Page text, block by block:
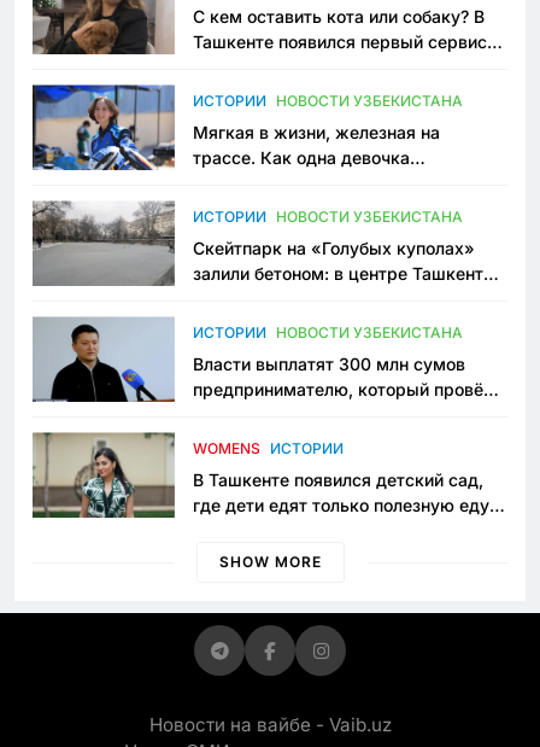
С кем оставить кота или собаку? В
Ташкенте появился первый сервис
ИСТОРИИ НОВОСТИ УЗБЕКИСТАНА
Мягкая в жизни, железная на
трассе. Как одна девочка
Узбекистане
ИСТОРИИ НОВОСТИ УЗБЕКИСТАНА
Скейтпарк на «Голубых куполах»
залили бетоном: в центре Ташкента
пространство
ИСТОРИИ НОВОСТИ УЗБЕКИСТАНА
Власти выплатят 300 млн сумов
предпринимателю, который провёл
приговору
WOMENS ИСТОРИИ
В Ташкенте появился детский сад,
где дети едят только полезную еду.
просить «кашу без сахара»
SHOW MORE
Новости на вайбе - Vaib.uz